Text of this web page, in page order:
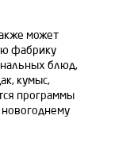
может
фабрику
блюд,
кумыс,
программы